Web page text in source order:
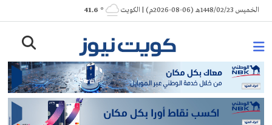
Skip
to
الخميس 1448/02/23هـ (06-08-2026م) | الكويت ° 41.6